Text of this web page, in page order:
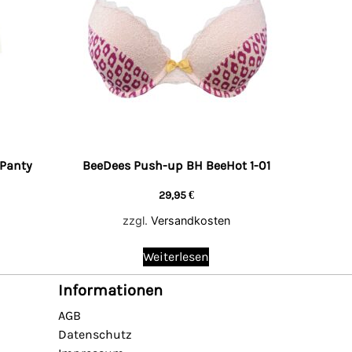
BeeDees Push-up BH BeeHot 1-01
29,95€
zzgl. Versandkosten
Weiterlesen
Informationen
AGB
Datenschutz